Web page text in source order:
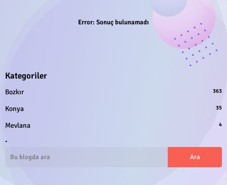
Error: Sonuç bulunamadı
Kategoriler
Bozkır 363
Konya 35
Mevlana 4
.